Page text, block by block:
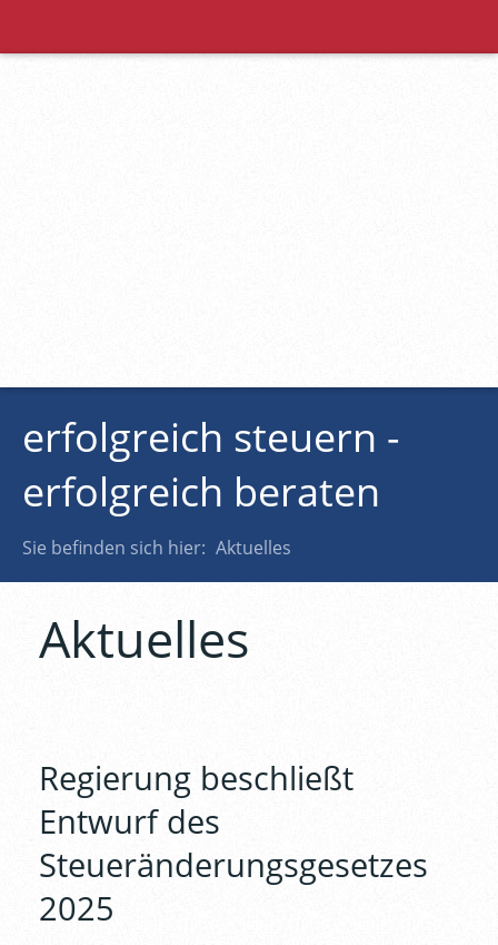
erfolgreich steuern -
erfolgreich beraten
Sie befinden sich hier: Aktuelles
Aktuelles
Regierung beschließt
Entwurf des
Steueränderungsgesetzes
2025